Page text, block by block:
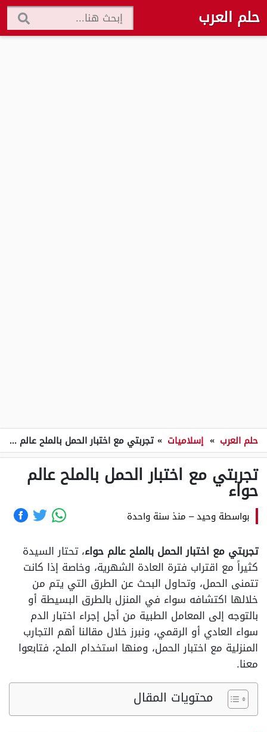
حلم العرب
حلم العرب » إسلاميات » تجربتي مع اختبار الحمل بالملح عالم حواء
تجربتي مع اختبار الحمل بالملح عالم
حواء
بواسطة وحيد– منذ سنة واحدة
تجربتي مع اختبار الحمل بالملح عالم حواء، تحتار السيدة
كثيراً مع اقتراب فترة العادة الشهرية، وخاصة إذا كانت
تتمنى الحمل، وتحاول البحث عن الطرق التي يتم من
خلالها اكتشافه سواء في المنزل بالطرق البسيطة أو
بالتوجه إلى المعامل الطبية من أجل إجراء اختبار الدم
سواء العادي أو الرقمي، ونبرز خلال مقالنا أهم التجارب
المنزلية مع اختبار الحمل، ومنها استخدام الملح، فتابعوا
معنا.
محتويات المقال